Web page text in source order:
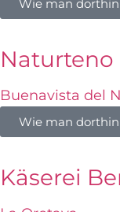
Wie man
Naturteno
Buenavista del
Wie man
Käserei